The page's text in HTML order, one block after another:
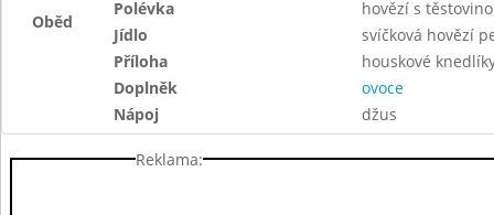
Oběd
Polévka
hovězí s
Jídlo
svíčková hovězí
Příloha
houskové
Doplněk
ovoce
Nápoj
džus
Reklama: